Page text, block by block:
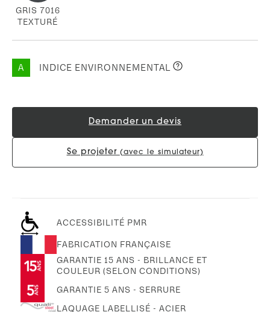
GRIS 7016
TEXTURÉ
A INDICE ENVIRONNEMENTAL
Demander un devis
Se projeter (avec le simulateur)
ACCESSIBILITÉ PMR
FABRICATION FRANÇAISE
GARANTIE 15 ANS - BRILLANCE ET
COULEUR (SELON CONDITIONS)
GARANTIE 5 ANS - SERRURE
LAQUAGE LABELLISÉ - ACIER